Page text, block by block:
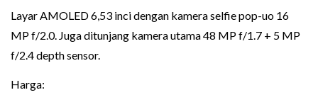
Layar AMOLED 6,53 inci dengan kamera selfie pop-uo 16
MP f/2.0. Juga ditunjang kamera utama 48 MP f/1.7 + 5 MP
f/2.4 depth sensor.
Harga: